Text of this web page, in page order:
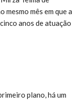
mês em que a
anos de atuação
plano, há um